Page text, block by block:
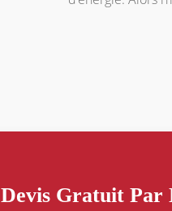
Devis Gratuit Par